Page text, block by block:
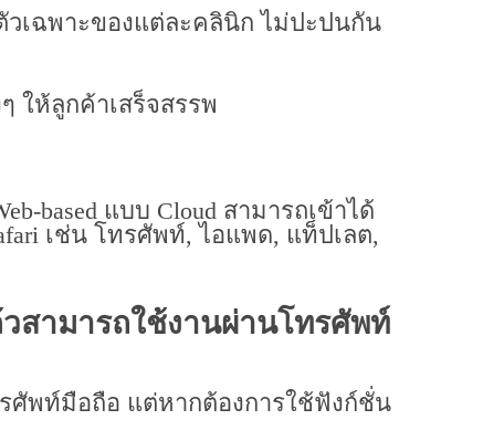
เฉพาะของแต่ละคลินิก ไม่ปะปนกัน
ให้ลูกค้าเสร็จสรรพ
based แบบ Cloud สามารถเข้าได้
เช่น โทรศัพท์, ไอแพด, แท็ปเลต,
สามารถใช้งานผ่านโทรศัพท์
ศัพท์มือถือ แต่หากต้องการใช้ฟังก์ชั่น